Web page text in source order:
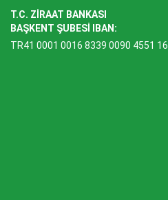
T.C. ZİRAAT BANKASI
BAŞKENT ŞUBESİ IBAN:
TR41 0001 0016 8339 0090 4551 16